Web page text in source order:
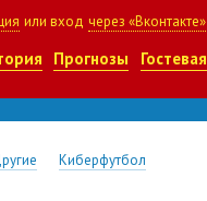
или вход через «Вконтакте»
Прогнозы Гостевая
Киберфутбол